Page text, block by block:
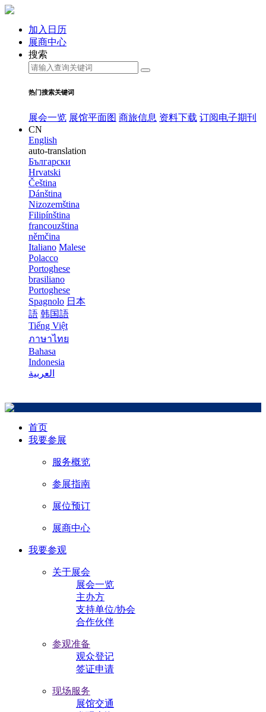
加入日历
展商中心
搜索
热门搜索关键词
展会一览 展馆平面图 商旅信息 资料下载 订阅电子期刊
CN
English
auto-translation
Български
Hrvatski
Čeština
Dánština
Nizozemština
Filipínština
francouzština
němčina
Italiano Malese
Polacco
Portoghese
brasiliano
Portoghese
Spagnolo 日本
語 韩国語
Tiếng Việt
ภาษาไทย
Bahasa
Indonesia
العربية
首页
我要参展
服务概览
参展指南
展位预订
展商中心
我要参观
关于展会
展会一览
主办方
支持单位/协会
合作伙伴
参观准备
观众登记
签证申请
现场服务
展馆交通